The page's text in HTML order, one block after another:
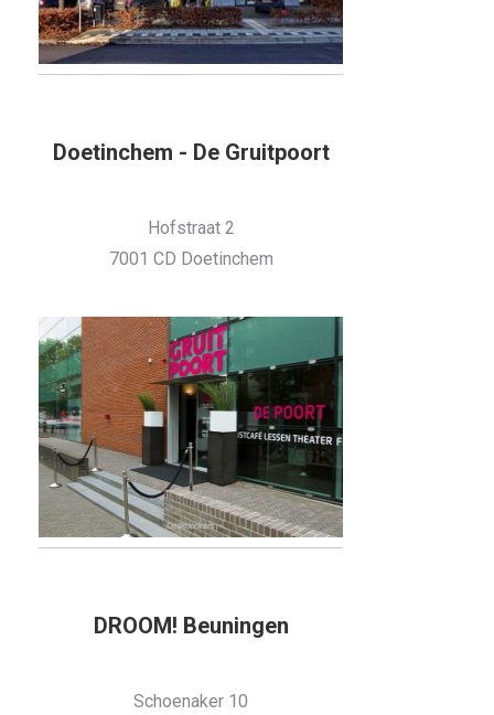
Doetinchem - De Gruitpoort
Hofstraat 2
7001 CD Doetinchem
DROOM! Beuningen
Schoenaker 10